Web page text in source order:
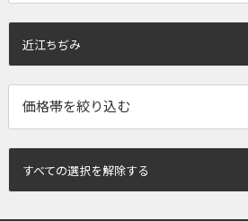
近江ちぢみ
すべての選択を解除する